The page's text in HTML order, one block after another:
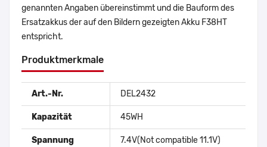
genannten Angaben übereinstimmt und die Bauform des
Ersatzakkus der auf den Bildern gezeigten Akku F38HT
entspricht.
Produktmerkmale
Art.-Nr. DEL2432
Kapazität 45WH
Spannung 7.4V(Not compatible 11.1V)